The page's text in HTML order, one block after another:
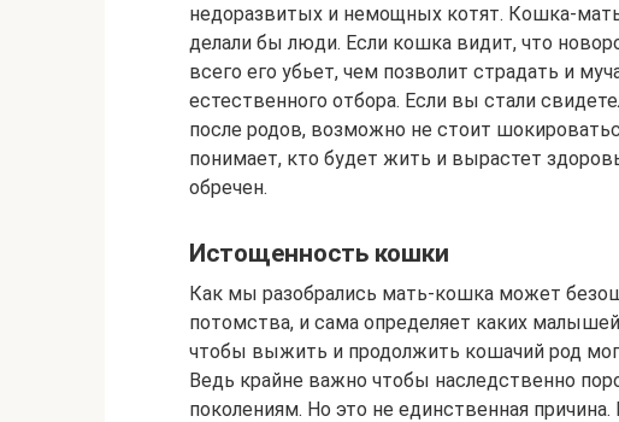
недоразвитых и немощных котят. Кошка-
делали бы люди. Если кошка видит, что
всего его убьет, чем позволит страдать и
естественного отбора. Если вы стали
после родов, возможно не стоит
понимает, кто будет жить и вырастет
обречен.
Истощенность кошки
Как мы разобрались мать-кошка может
потомства, и сама определяет каких
чтобы выжить и продолжить кошачий род
Ведь крайне важно чтобы наследственно
поколениям. Но это не единственная